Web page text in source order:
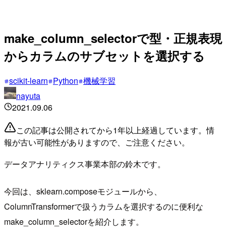
make_column_selectorで型・正規表現
からカラムのサブセットを選択する
scikit-learn Python 機械学習
nayuta
2021.09.06
この記事は公開されてから1年以上経過しています。情
報が古い可能性がありますので、ご注意ください。
データアナリティクス事業本部の鈴木です。
今回は、sklearn.composeモジュールから、
ColumnTransformerで扱うカラムを選択するのに便利な
make_column_selectorを紹介します。